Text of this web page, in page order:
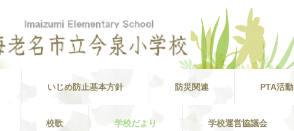
いじめ防止基本方針 防災関連 PTA活動
校歌 学校だより 学校運営協議会